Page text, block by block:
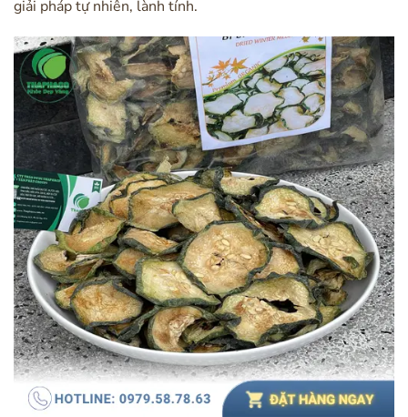
giải pháp tự nhiên, lành tính.